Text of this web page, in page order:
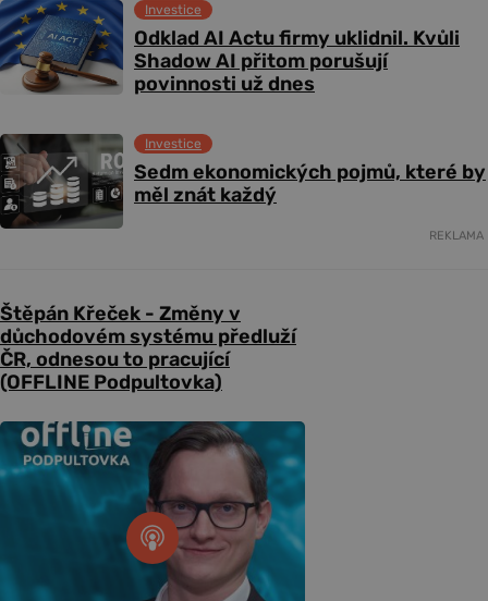
Odklad AI Actu firmy uklidnil. Kvůli
Shadow AI přitom porušují
povinnosti už dnes
Investice
Sedm ekonomických pojmů, které by
měl znát každý
Investice
REKLAMA
Štěpán Křeček - Změny v
důchodovém systému předluží
ČR, odnesou to pracující
(OFFLINE Podpultovka)